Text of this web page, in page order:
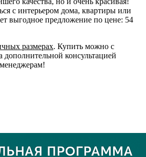
с интерьером дома, квартиры или
выгодное предложение по цене: 54
размерах. Купить можно с
дополнительной консультацией